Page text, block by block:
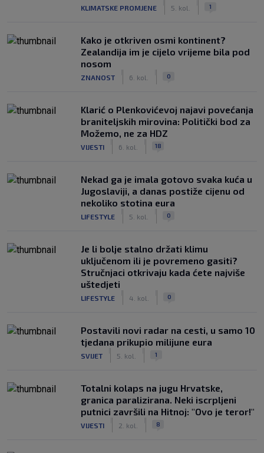
KLIMATSKE PROMJENE 5. kol. 1
Kako je otkriven osmi kontinent?
Zealandija im je cijelo vrijeme bila pod
nosom
ZNANOST 6. kol. 0
Klarić o Plenkovićevoj najavi povećanja
braniteljskih mirovina: Politički bod za
Možemo, ne za HDZ
VIJESTI 6. kol. 18
Nekad ga je imala gotovo svaka kuća u
Jugoslaviji, a danas postiže cijenu od
nekoliko stotina eura
LIFESTYLE 5. kol. 0
Je li bolje stalno držati klimu
uključenom ili je povremeno gasiti?
Stručnjaci otkrivaju kada ćete najviše
uštedjeti
LIFESTYLE 4. kol. 0
Postavili novi radar na cesti, u samo 10
tjedana prikupio milijune eura
SVIJET 5. kol. 1
Totalni kolaps na jugu Hrvatske,
granica paralizirana. Neki iscrpljeni
putnici završili na Hitnoj: "Ovo je teror!"
VIJESTI 2. kol. 8